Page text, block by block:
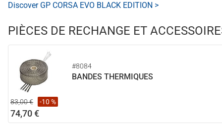
Discover GP CORSA EVO BLACK EDITION >
PIÈCES DE RECHANGE ET
#8084
BANDES THERMIQUES
83,00 € -10 %
74,70 €